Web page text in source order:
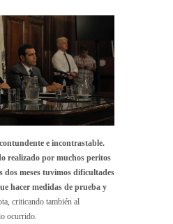
e incontrastable.
realizado por muchos peritos
dos meses tuvimos dificultades
hacer medidas de prueba y
criticando también al
ocurrido.